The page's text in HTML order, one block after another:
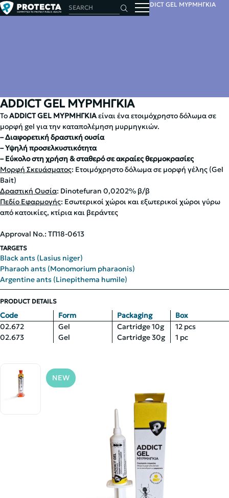
HOME INSECTS INSECTICIDES GEL ADDICT GEL ΜΥΡΜΗΓΚΙΑ
NEW
ADDICT GEL ΜΥΡΜΗΓΚΙΑ
ΤοADDICT GEL ΜΥΡΜΗΓΚΙΑείναι ένα ετοιμόχρηστο δόλωμα σε
μορφή gel για την καταπολέμηση μυρμηγκιών.
– Διαφορετική δραστική ουσία
– Υψηλή προσελκυστικότητα
– Εύκολο στη χρήση & σταθερό σε ακραίες θερμοκρασίες
Μορφή Σκευάσματος: Ετοιμόχρηστο δόλωμα σε μορφή γέλης (Gel
Bait)
Δραστική Ουσία: Dinotefuran 0,0202% β/β
Πεδίο Εφαρμογής: Εσωτερικοί χώροι και εξωτερικοί χώροι γύρω
από κατοικίες, κτίρια και βεράντες
Approval No.: ΤΠ18-0613
TARGETS
Black ants (Lasius niger)
Pharaoh ants (Monomorium pharaonis)
Argentine ants (Linepithema humile)
PRODUCT DETAILS
Code Form Packaging
Box
02.672
Gel Cartridge 10g
12 pcs
02.673
Gel Cartridge 30g 1 pc